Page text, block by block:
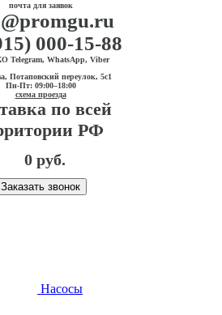
почта для заявок
000-15-88
Telegram, WhatsApp, Viber
Потаповский переулок, 5с1
Пн-Пт: 09:00–18:00
схема проезда
по всей
РФ
0 руб.
Заказать звонок
Насосы